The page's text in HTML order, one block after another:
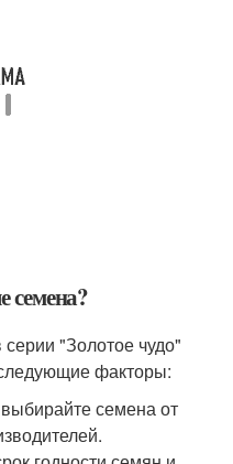
семена?
"Золотое чудо"
факторы:
семена от